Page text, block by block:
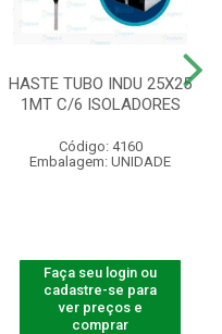
HASTE TUBO INDU 25X25
1MT C/6 ISOLADORES
Código: 4160
Embalagem: UNIDADE
Faça seu login ou
cadastre-se para
ver preços e
comprar